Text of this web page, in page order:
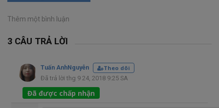
Thêm một bình luận
3 CÂU TRẢ LỜI
Tuấn AnhNguyễn
Theo dõi
Đã trả lời thg 9 24, 2018 9:25 SA
Đã được chấp nhận